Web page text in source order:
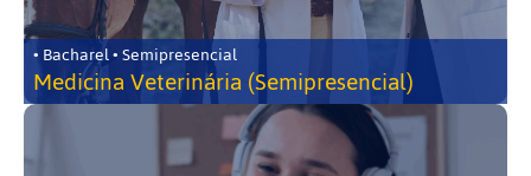
• Bacharel • Semipresencial
Medicina Veterinária (Semipresencial)